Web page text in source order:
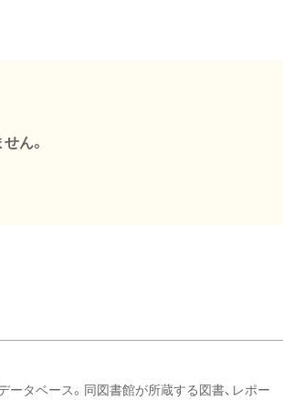
ん。
タベース。同図書館が所蔵する図書、レポー